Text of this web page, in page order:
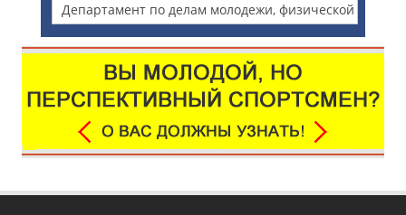
Департамент по делам молодежи, физической
культуры и спорта Администрации города